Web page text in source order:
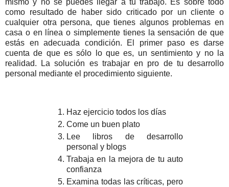
como resultado de haber sido criticado por un cliente o
cualquier otra persona, que tienes algunos problemas en
casa o en línea o simplemente tienes la sensación de que
estás en adecuada condición. El primer paso es darse
cuenta de que es sólo lo que es, un sentimiento y no la
realidad. La solución es trabajar en pro de tu desarrollo
personal mediante el procedimiento siguiente.
Haz ejercicio todos los días
Come un buen plato
Lee libros de desarrollo
personal y blogs
Trabaja en la mejora de tu auto
confianza
Examina todas las críticas, pero